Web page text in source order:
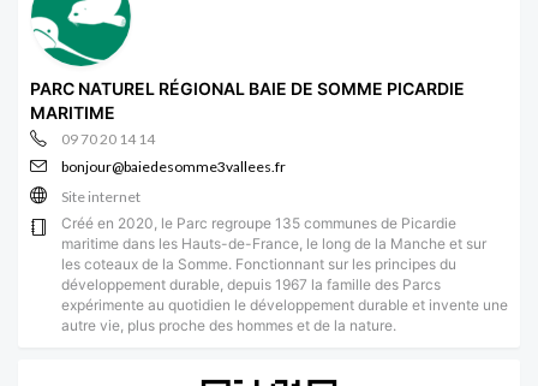
PARC NATUREL RÉGIONAL BAIE DE SOMME PICARDIE
MARITIME
09 70 20 14 14
bonjour@baiedesomme3vallees.fr
Site internet
Créé en 2020, le Parc regroupe 135 communes de Picardie
maritime dans les Hauts-de-France, le long de la Manche et sur
les coteaux de la Somme. Fonctionnant sur les principes du
développement durable, depuis 1967 la famille des Parcs
expérimente au quotidien le développement durable et invente une
autre vie, plus proche des hommes et de la nature.